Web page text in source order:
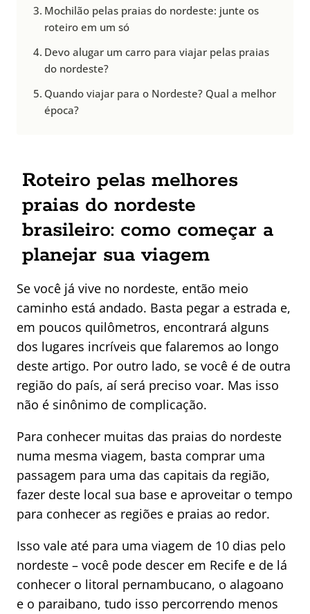
Mochilão pelas praias do nordeste: junte os
roteiro em um só
Devo alugar um carro para viajar pelas praias
do nordeste?
Quando viajar para o Nordeste? Qual a melhor
época?
Roteiro pelas melhores
praias do nordeste
brasileiro: como começar a
planejar sua viagem
Se você já vive no nordeste, então meio
caminho está andado. Basta pegar a estrada e,
em poucos quilômetros, encontrará alguns
dos lugares incríveis que falaremos ao longo
deste artigo. Por outro lado, se você é de outra
região do país, aí será preciso voar. Mas isso
não é sinônimo de complicação.
Para conhecer muitas das praias do nordeste
numa mesma viagem, basta comprar uma
passagem para uma das capitais da região,
fazer deste local sua base e aproveitar o tempo
para conhecer as regiões e praias ao redor.
Isso vale até para uma viagem de 10 dias pelo
nordeste – você pode descer em Recife e de lá
conhecer o litoral pernambucano, o alagoano
e o paraibano, tudo isso percorrendo menos